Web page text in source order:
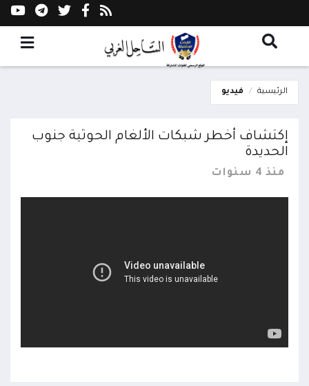
الرئيسية فيديو
إكتشاف أخطر شبكات الألغام الحوثية جنوب
الحديدة
منذ 4 سنوات